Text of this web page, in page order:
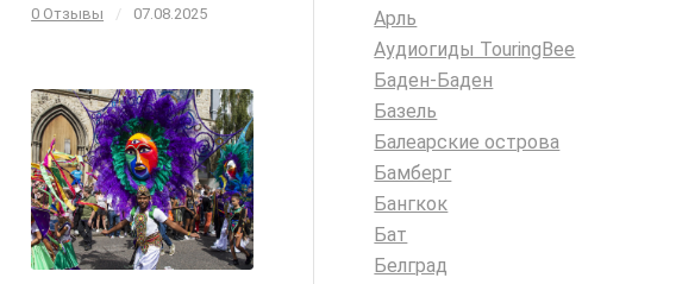
0 Отзывы / 07.08.2025
Арль
Аудиогиды TouringBee
Баден-Баден
Базель
Балеарские острова
Бамберг
Бангкок
Бат
Белград